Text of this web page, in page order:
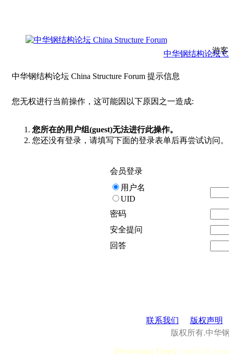
游
中华钢结构论坛
中华钢结构论坛 China Structure Forum 提示信息
您无权进行当前操作，这可能因以下原因之一造成:
您所在的用户组(guest)无法进行此操作。
您还没有登录，请填写下面的登录表单后再尝试访问。
会员登录
用户名
UID
密码
安全提问
回答
联系我们
版权声明
版权所有.中华
[Processing Time] User:0.28,